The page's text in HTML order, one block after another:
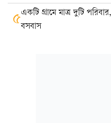
৫একটি গ্রামে মাত্র দুটি
বসবাস